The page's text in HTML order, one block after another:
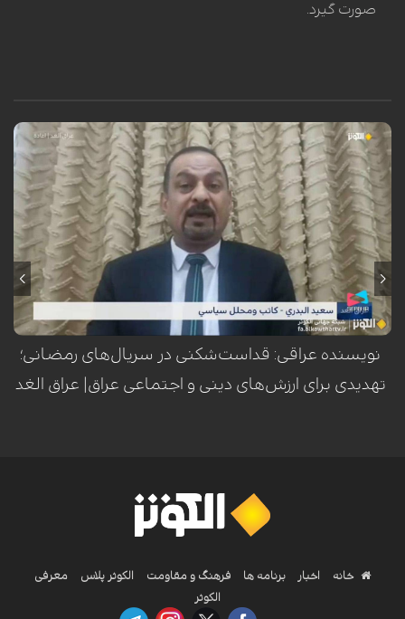
صورت گیرد.
سعید البدري، نویسنده و تحلیلگر سیاسی عراق، با هشدار نسبت به استفاده از
نمادهای مقدس اهل‌بیت(ع) در برخی آثار نمایشی، این اقدام را تلاشی برای
هدف‌گیری سه رکن اساسی جامعه عراق یعنی مرجعیت، شعائر حسینی و
عشایر دانست.
نویسنده عراقی: قداست‌شکنی در سریال‌های رمضانی؛
تهدیدی برای ارزش‌های دینی و اجتماعی عراق| عراق الغد
خانه اخبار برنامه ها فرهنگ و مقاومت الکوثر پلاس
معرفی
الکوثر